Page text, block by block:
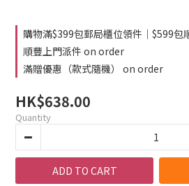
購物滿$399包郵局櫃位領件｜$599包
順豐上門派件 on order
滿贈優惠（款式隨機） on order
HK$638.00
Quantity
ADD TO CART